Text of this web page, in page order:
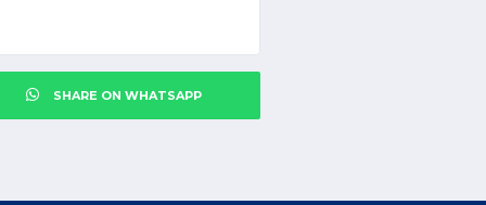
SHARE ON WHATSAPP